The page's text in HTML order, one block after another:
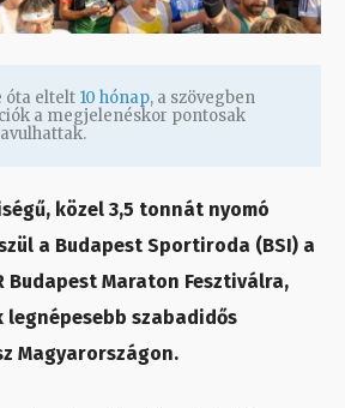
óta eltelt 10 hónap, a szövegben
a megjelenéskor pontosak
közel 3,5 tonnát nyomó
a Budapest Sportiroda (BSI) a
Budapest Maraton Fesztiválra,
legnépesebb szabadidős
Magyarországon.